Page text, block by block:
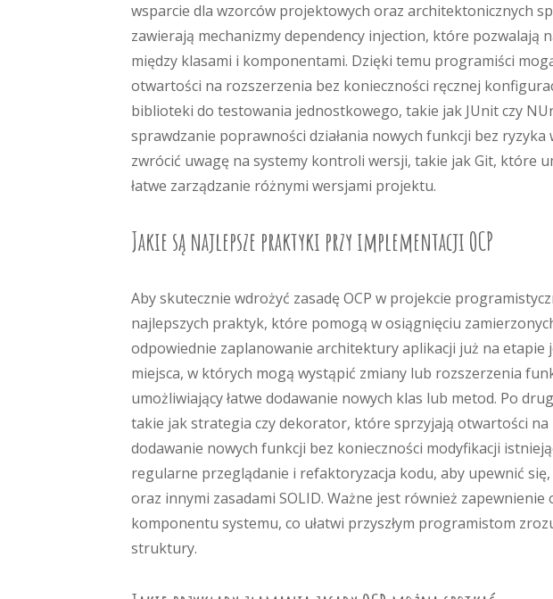
wsparcie dla wzorców projektowych oraz architektonicznych
zawierają mechanizmy dependency injection, które pozwalają
między klasami i komponentami. Dzięki temu programiści
otwartości na rozszerzenia bez konieczności ręcznej
biblioteki do testowania jednostkowego, takie jak JUnit czy
sprawdzanie poprawności działania nowych funkcji bez
zwrócić uwagę na systemy kontroli wersji, takie jak Git, które
łatwe zarządzanie różnymi wersjami projektu.
Jakie są najlepsze praktyki przy implementacji OCP
Aby skutecznie wdrożyć zasadę OCP w projekcie
najlepszych praktyk, które pomogą w osiągnięciu
odpowiednie zaplanowanie architektury aplikacji już na
miejsca, w których mogą wystąpić zmiany lub rozszerzenia
umożliwiający łatwe dodawanie nowych klas lub metod. Po
takie jak strategia czy dekorator, które sprzyjają otwartości na
dodawanie nowych funkcji bez konieczności modyfikacji
regularne przeglądanie i refaktoryzacja kodu, aby upewnić
oraz innymi zasadami SOLID. Ważne jest również
komponentu systemu, co ułatwi przyszłym programistom
struktury.